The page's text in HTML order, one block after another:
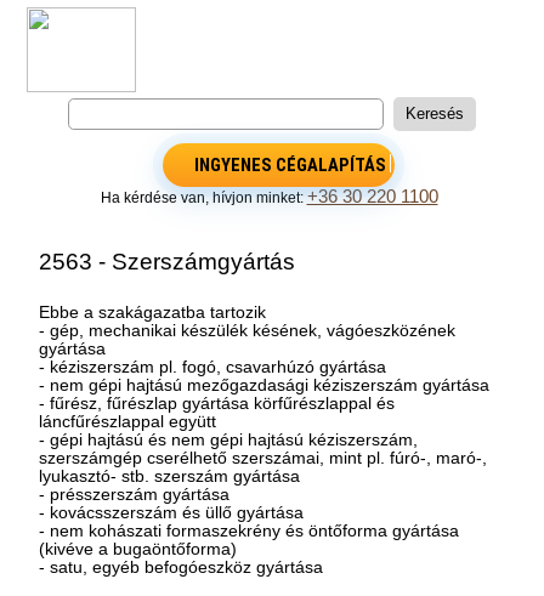
INGYENES CÉGALAPÍTÁS
Ha kérdése van, hívjon minket:+36 30 220 1100
2563 - Szerszámgyártás
Ebbe a szakágazatba tartozik
- gép, mechanikai készülék késének, vágóeszközének
gyártása
- kéziszerszám pl. fogó, csavarhúzó gyártása
- nem gépi hajtású mezőgazdasági kéziszerszám gyártása
- fűrész, fűrészlap gyártása körfűrészlappal és
láncfűrészlappal együtt
- gépi hajtású és nem gépi hajtású kéziszerszám,
szerszámgép cserélhető szerszámai, mint pl. fúró-, maró-,
lyukasztó- stb. szerszám gyártása
- présszerszám gyártása
- kovácsszerszám és üllő gyártása
- nem kohászati formaszekrény és öntőforma gyártása
(kivéve a bugaöntőforma)
- satu, egyéb befogóeszköz gyártása